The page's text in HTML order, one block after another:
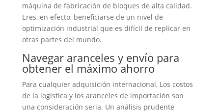
máquina de fabricación de bloques de alta calidad.
Eres, en efecto, beneficiarse de un nivel de
optimización industrial que es difícil de replicar en
otras partes del mundo.
Navegar aranceles y envío para
obtener el máximo ahorro
Para cualquier adquisición internacional, Los costos
de la logística y los aranceles de importación son
una consideración seria. Un análisis prudente